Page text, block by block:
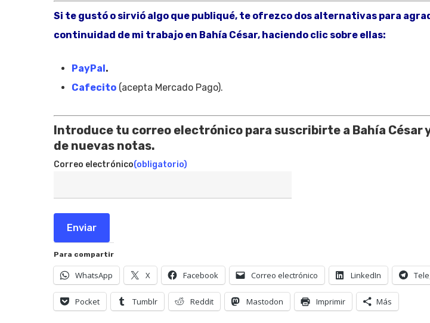
Si te gustó o sirvió algo que publiqué, te ofrezco dos alternativas para
continuidad de mi trabajo en Bahía César, haciendo clic sobre ellas:
PayPal.
Cafecito (acepta Mercado Pago).
Introduce tu correo electrónico para suscribirte a Bahía César
de nuevas notas.
Correo electrónico(obligatorio)
Enviar
Para compartir
WhatsApp X Facebook Correo electrónico LinkedIn
Pocket Tumblr Reddit Mastodon Imprimir Más